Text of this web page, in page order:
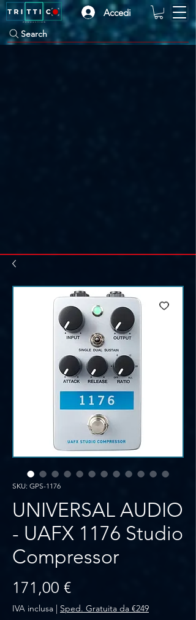
Accedi
Search
SKU: GPS-1176
UNIVERSAL AUDIO
- UAFX 1176 Studio
Compressor
171,00 €Prezzo
IVA inclusa | Sped. Gratuita da €249